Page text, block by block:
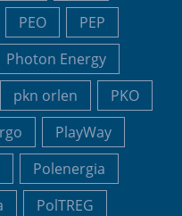
PEO
PEP
Photon Energy
pkn orlen
PKO
PlayWay
Polenergia
PolTREG